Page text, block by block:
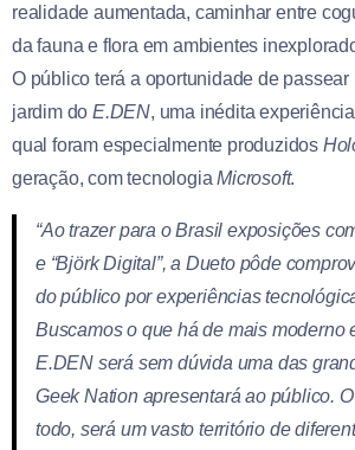
realidade aumentada, caminhar entre
da fauna e flora em ambientes
O público terá a oportunidade de
jardim do E.DEN, uma inédita
qual foram especialmente produzidos
geração, com tecnologiaMicrosoft.
“Ao trazer para o Brasil exposições
e “Björk Digital”, a Dueto pôde
do público por experiências
Buscamos o que há de mais moderno
E.DEN será sem dúvida uma das
Geek Nation apresentará ao público.
todo, será um vasto território de